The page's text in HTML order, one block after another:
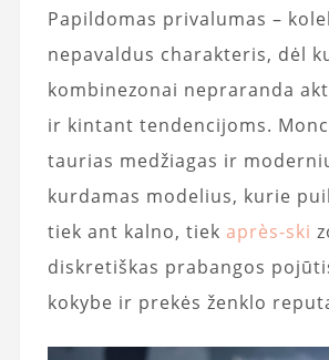
Papildomas privalumas –
nepavaldus charakteris, dėl
kombinezonai nepraranda
ir kintant tendencijoms.
taurias medžiagas ir
kurdamas modelius, kurie
tiek ant kalno, tiek après-ski
diskretiškas prabangos
kokybe ir prekės ženklo